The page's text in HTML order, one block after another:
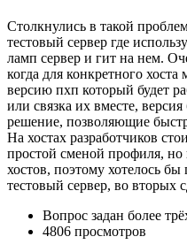
Столкнулись в такой
тестовый сервер где
ламп сервер и гит на нем.
когда для конкретного
версию пхп который будет
или связка их вместе,
решение, позволяющие
На хостах разработчиков
простой сменой профиля, но
хостов, поэтому хотелось
тестовый сервер, во вторых
Вопрос задан более
4806 просмотров